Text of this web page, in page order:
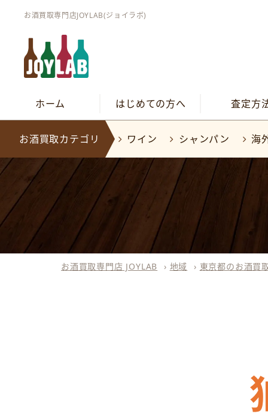
お酒買取専門店JOYLAB(ジョイラボ)
ホーム はじめての方へ 査定方
お酒買取カテゴリ ワイン シャンパン 海
お酒買取専門店 JOYLAB › 地域 › 東京都のお酒買